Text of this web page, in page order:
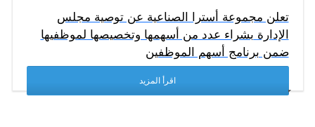
تعلن مجموعة أسترا الصناعية عن توصية مجلس
الإدارة بشراء عدد من أسهمها وتخصيصها لموظفيها
ضمن برنامج أسهم الموظفين
اقرأ المزيد